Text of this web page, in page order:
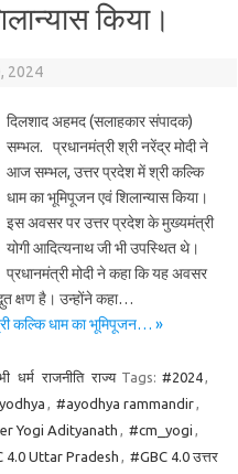
किया।
2024
दिलशाद अहमद (सलाहकार संपादक)
सम्भल. प्रधानमंत्री श्री नरेंद्र मोदी ने
आज सम्भल, उत्तर प्रदेश में श्री कल्कि
धाम का भूमिपूजन एवं शिलान्यास किया।
इस अवसर पर उत्तर प्रदेश के मुख्यमंत्री
योगी आदित्यनाथ जी भी उपस्थित थे।
प्रधानमंत्री मोदी ने कहा कि यह अवसर
क्षण है। उन्होंने कहा…
कल्कि धाम का भूमिपूजन… »
धर्म राजनीति राज्य Tags: #2024,
, #ayodhya rammandir,
Yogi Adityanath , #cm_yogi ,
4.0 Uttar Pradesh , #GBC 4.0 उत्तर